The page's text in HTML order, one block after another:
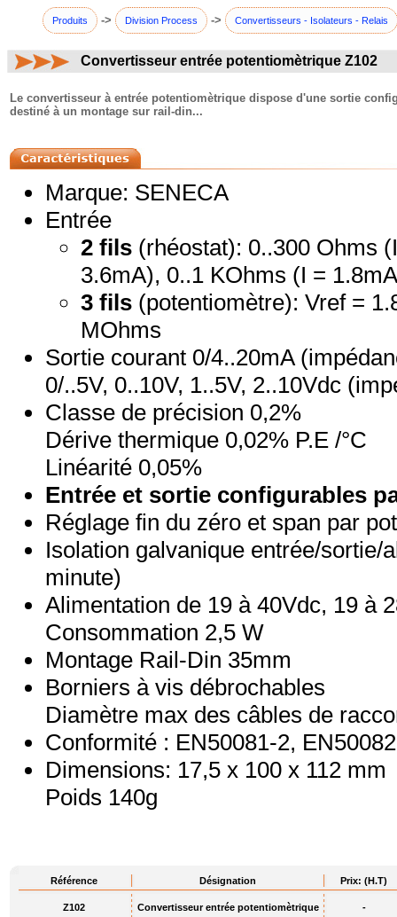
Produits -> Division Process -> Convertisseurs - Isolateurs - Relais
Convertisseur entrée potentiomètrique Z102
Le convertisseur à entrée potentiomètrique dispose d'une sortie
destiné à un montage sur rail-din...
Marque: SENECA
Entrée
2 fils (rhéostat): 0..300 Ohms
3.6mA), 0..1 KOhms (I =
3 fils (potentiomètre): Vref =
MOhms
Sortie courant 0/4..20mA
0/..5V, 0..10V, 1..5V, 2..10Vdc
Classe de précision 0,2%
Dérive thermique 0,02% P.E /°C
Linéarité 0,05%
Entrée et sortie configurables
Réglage fin du zéro et span par
Isolation galvanique entrée/sortie/
minute)
Alimentation de 19 à 40Vdc, 19 à
Consommation 2,5 W
Montage Rail-Din 35mm
Borniers à vis débrochables
Diamètre max des câbles de
Conformité : EN50081-2,
Dimensions: 17,5 x 100 x 112 mm
Poids 140g
Référence Désignation Prix: (H.T)
Z102 Convertisseur entrée potentiomètrique -